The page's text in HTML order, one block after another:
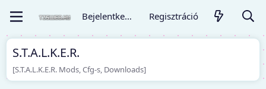
Bejelentkezés Regisztráció
S.T.A.L.K.E.R.
[S.T.A.L.K.E.R. Mods, Cfg-s, Downloads]